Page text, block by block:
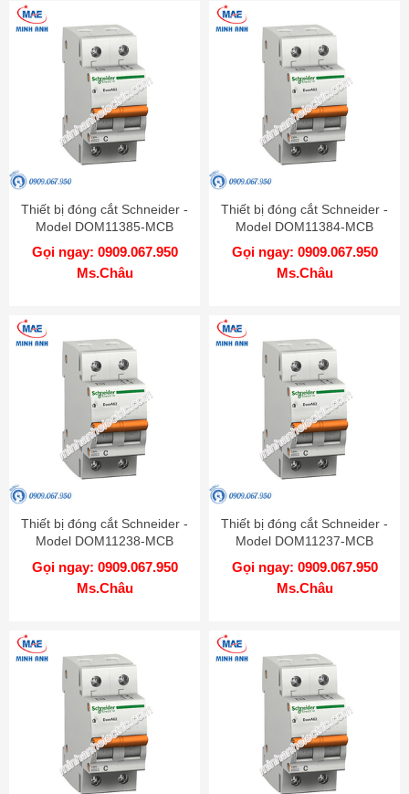
Thiết bị đóng cắt Schneider -
Model DOM11385-MCB
Gọi ngay: 0909.067.950
Ms.Châu
Thiết bị đóng cắt Schneider -
Model DOM11384-MCB
Gọi ngay: 0909.067.950
Ms.Châu
Thiết bị đóng cắt Schneider -
Model DOM11238-MCB
Gọi ngay: 0909.067.950
Ms.Châu
Thiết bị đóng cắt Schneider -
Model DOM11237-MCB
Gọi ngay: 0909.067.950
Ms.Châu